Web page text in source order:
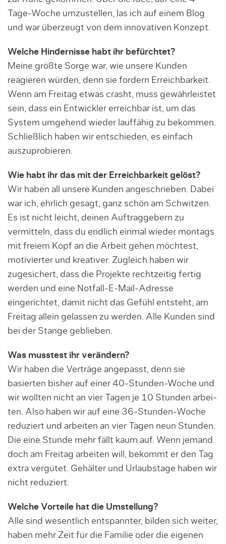
Tage-Woche umzustellen, las ich auf einem Blog
und war über­zeugt von dem innovativen Konzept.
Welche Hindernisse habt ihr befürchtet?
Meine größte Sorge war, wie unsere Kunden
reagieren würden, denn sie fordern Erreichbarkeit.
Wenn am Freitag etwas crasht, muss gewährleistet
sein, dass ein Entwickler erreichbar ist, um das
System um­gehend wieder lauffähig zu bekommen.
Schließlich haben wir entschieden, es einfach
auszuprobieren.
Wie habt ihr das mit der Erreichbarkeit gelöst?
Wir haben all unsere Kunden angeschrieben. Dabei
war ich, ehrlich gesagt, ganz schön am Schwitzen.
Es ist nicht leicht, deinen Auftraggebern zu
vermitteln, dass du endlich einmal wieder montags
mit frei­em Kopf an die Arbeit gehen möchtest,
motivierter und kreativer. Zugleich haben wir
zugesichert, dass die Projekte rechtzeitig fertig
werden und eine Notfall-E-Mail-Adresse
eingerichtet, damit nicht das Ge­fühl entsteht, am
Freitag allein gelassen zu werden. Alle Kunden sind
bei der Stange geblieben.
Was musstest ihr verändern?
Wir haben die Verträge angepasst, denn sie
basierten bisher auf einer 40-Stunden-Woche und
wir wollten nicht an vier Tagen je 10 Stunden arbei­
ten. Also haben wir auf eine 36-Stunden-Woche
reduziert und ar­beiten an vier Tagen neun Stunden.
Die eine Stunde mehr fällt kaum auf. Wenn jemand
doch am Freitag arbeiten will, bekommt er den Tag
extra vergütet. Ge­hälter und Urlaubstage haben wir
nicht reduziert.
Welche Vorteile hat die Umstellung?
Alle sind wesentlich entspannter, bilden sich weiter,
haben mehr Zeit für die Familie oder die eigenen